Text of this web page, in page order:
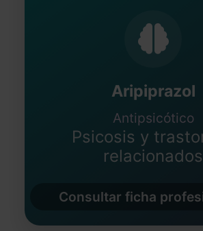
Aripiprazol
Antipsicótico
Psicosis y
relacionados
Consultar ficha